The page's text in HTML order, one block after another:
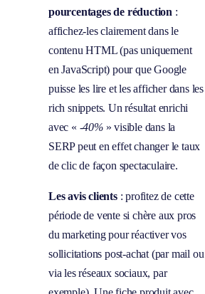
pourcentages de réduction:
affichez-les clairement dans le
contenu HTML (pas uniquement
en JavaScript) pour que Google
puisse les lire et les afficher dans les
rich snippets. Un résultat enrichi
avec « -40%» visible dans la
SERP peut en effet changer le taux
de clic de façon spectaculaire.
Les avis clients: profitez de cette
période de vente si chère aux pros
du marketing pour réactiver vos
sollicitations post-achat (par mail ou
via les réseaux sociaux, par